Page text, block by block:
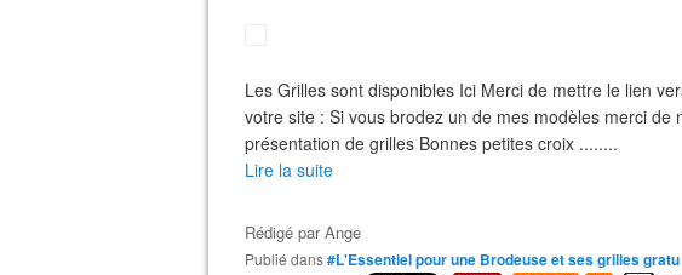
Les Grilles sont disponibles Ici Merci de mettre le lien
votre site : Si vous brodez un de mes modèles merci
présentation de grilles Bonnes petites croix ........
Lire la suite
Rédigé parAnge
Publié dans#L'Essentiel pour une Brodeuse et ses grilles gratu